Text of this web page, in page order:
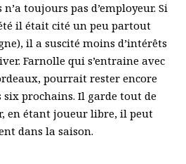
toujours pas d’employeur. Si
il était cité un peu partout
il a suscité moins d’intérêts
Farnolle qui s’entraine avec
pourrait rester encore
prochains. Il garde tout de
en étant joueur libre, il peut
dans la saison.